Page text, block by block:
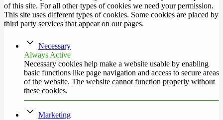
of this site. For all other types of cookies we need your permission.
This site uses different types of cookies. Some cookies are placed by
third party services that appear on our pages.
Necessary
Always Active
Necessary cookies help make a website usable by enabling
basic functions like page navigation and access to secure areas
of the website. The website cannot function properly without
these cookies.
Marketing